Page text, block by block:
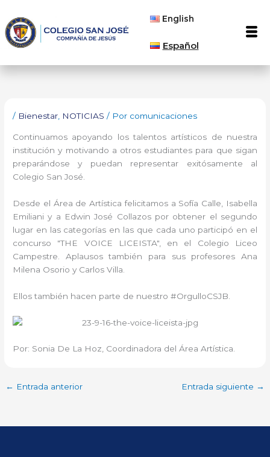
contenido
English
Español
/ Bienestar, NOTICIAS / Por comunicaciones
Continuamos apoyando los talentos artísticos de nuestra
institución y motivando a otros estudiantes para que sigan
preparándose y puedan representar exitósamente al
Colegio San José.
Desde el Área de Artística felicitamos a Sofía Calle, Isabella
Emiliani y a Edwin José Collazos por obtener el segundo
lugar en las categorías en las que cada uno participó en el
concurso "THE VOICE LICEISTA", en el Colegio Liceo
Campestre. Aplausos también para sus profesores Ana
Milena Osorio y Carlos Villa.
Ellos también hacen parte de nuestro #OrgulloCSJB.
Por: Sonia De La Hoz, Coordinadora del Área Artística.
← Entrada anterior Entrada siguiente →